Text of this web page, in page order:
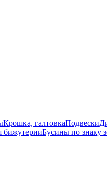
Крошка, галтовкаПодвески
бижутерииБусины по знаку